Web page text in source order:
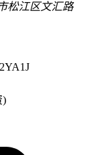
松江区文汇路
)